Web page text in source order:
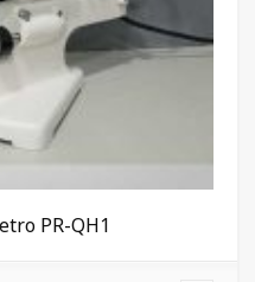
PR-QH1